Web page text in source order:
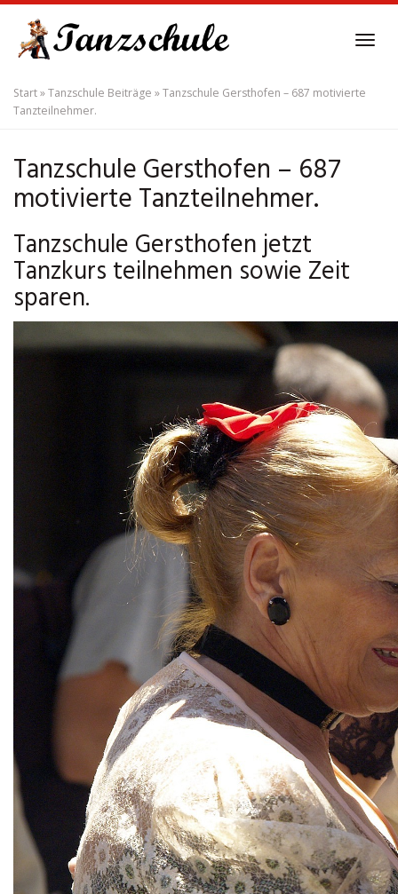
main
content
Start»Tanzschule Beiträge »Tanzschule Gersthofen – 687 motivierte
Tanzteilnehmer.
Tanzschule Gersthofen – 687
motivierte Tanzteilnehmer.
Tanzschule Gersthofen jetzt
Tanzkurs teilnehmen sowie Zeit
sparen.